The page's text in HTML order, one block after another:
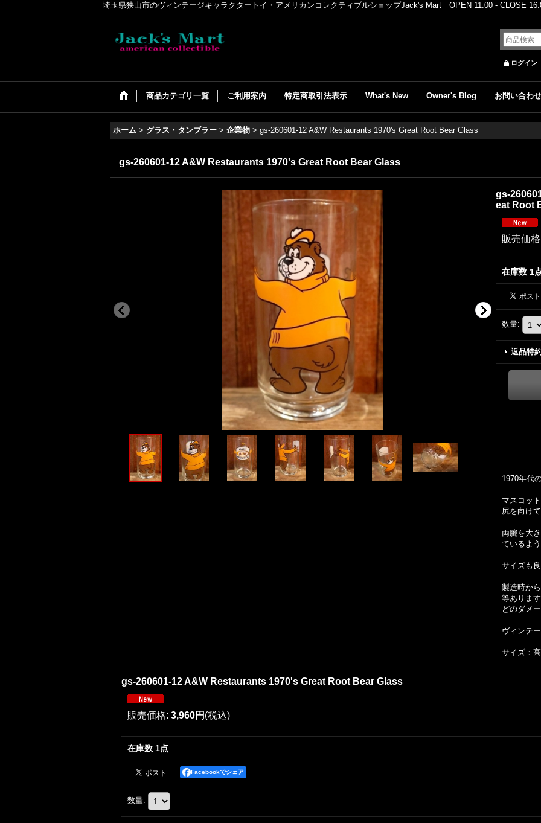
埼玉県狭山市のヴィンテージキャラクタートイ・アメリカンコレクティブルショップJack's Mart OPEN 11:00 - CLOSE
ログイン
商品カテゴリ一覧 ご利用案内 特定商取引法表示 What's New Owner's Blog お問い合わせ
ホーム > グラス・タンブラー > 企業物 > gs-260601-12 A&W Restaurants 1970's Great Root Bear Glass
gs-260601-12 A&W Restaurants 1970's Great Root Bear Glass
gs-
eat Root
販売価格
在庫数 1
数量:
返品特
1970年代
マスコッ
尻を向け
両腕を大
ているよ
サイズも
製造時か
等ありま
どのダメ
ヴィンテ
サイズ：
gs-260601-12 A&W Restaurants 1970's Great Root Bear Glass
販売価格: 3,960円 (税込)
在庫数 1点
Facebookでシェア
数量: